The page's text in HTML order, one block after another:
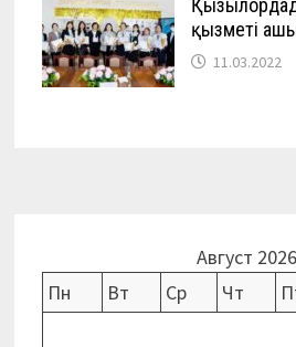
қызметі
11.03.2022
Август 2026
Пн
Вт Ср Чт